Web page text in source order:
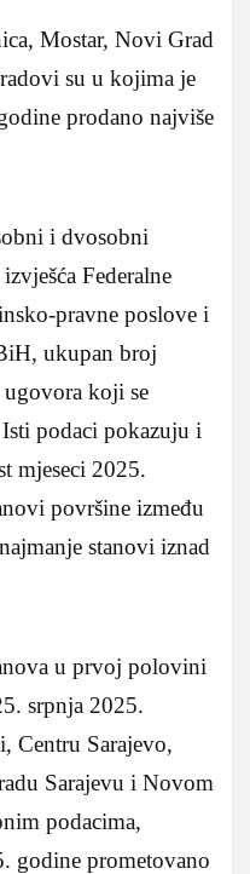
Mostar, Novi Grad
su u kojima je
prodano najviše
i dvosobni
Federalne
pravne poslove i
ukupan broj
koji se
podaci pokazuju i
mjeseci 2025.
površine između
stanovi iznad
u prvoj polovini
srpnja 2025.
Centru Sarajevo,
Sarajevu i Novom
podacima,
godine prometovano